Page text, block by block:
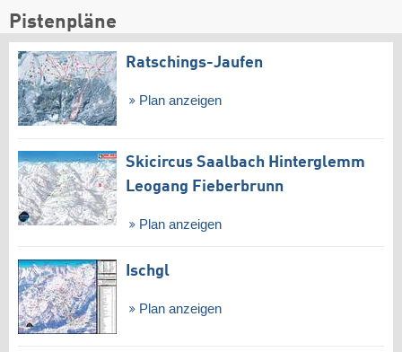
Pistenpläne
Ratschings-Jaufen
Plan anzeigen
Skicircus Saalbach Hinterglemm
Leogang Fieberbrunn
Plan anzeigen
Ischgl
Plan anzeigen